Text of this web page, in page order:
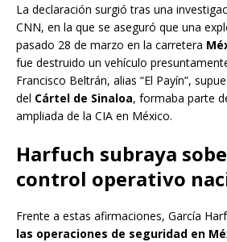
La declaración surgió tras una
CNN, en la que se aseguró que una
pasado 28 de marzo en la carretera
fue destruido un vehículo
Francisco Beltrán, alias “El Payín”,
del Cártel de Sinaloa, formaba parte
ampliada de la CIA en México.
Harfuch subraya
control operativo
Frente a estas afirmaciones, García
las operaciones de seguridad en